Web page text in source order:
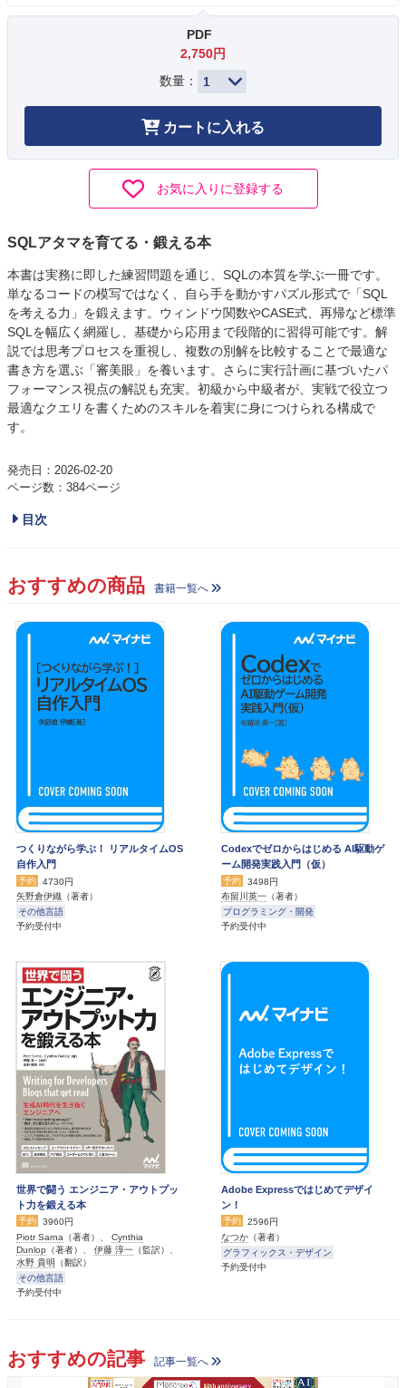
PDF
2,750円
数量：
カートに入れる
お気に入りに登録する
SQLアタマを育てる・鍛える本
本書は実務に即した練習問題を通じ、SQLの本質を学ぶ一冊です。
単なるコードの模写ではなく、自ら手を動かすパズル形式で「SQL
を考える力」を鍛えます。ウィンドウ関数やCASE式、再帰など標準
SQLを幅広く網羅し、基礎から応用まで段階的に習得可能です。解
説では思考プロセスを重視し、複数の別解を比較することで最適な
書き方を選ぶ「審美眼」を養います。さらに実行計画に基づいたパ
フォーマンス視点の解説も充実。初級から中級者が、実戦で役立つ
最適なクエリを書くためのスキルを着実に身につけられる構成で
す。
発売日：2026-02-20
ページ数：384ページ
目次
おすすめの商品 書籍一覧へ
つくりながら学ぶ！ リアルタイムOS
自作入門
予約
4730円
矢野倉伊織 （著者）
その他言語
予約受付中
Codexでゼロからはじめる AI駆動ゲ
ーム開発実践入門（仮）
予約
3498円
布留川英一 （著者）
プログラミング・開発
予約受付中
世界で闘う エンジニア・アウトプッ
ト力を鍛える本
予約
3960円
Piotr Sarna （著者）、 Cynthia
Dunlop （著者）、 伊藤 淳一 （監訳）、
水野 貴明 （翻訳）
その他言語
予約受付中
Adobe Expressではじめてデザイ
ン！
予約
2596円
なつか （著者）
グラフィックス・デザイン
予約受付中
おすすめの記事 記事一覧へ